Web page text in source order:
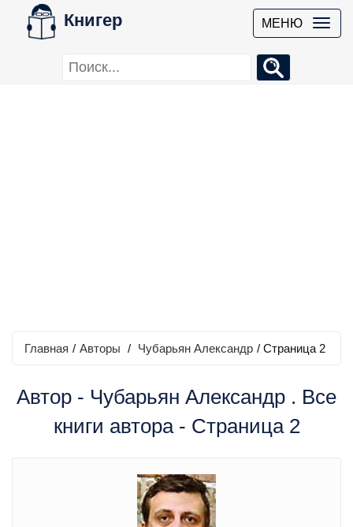
Книгер МЕНЮ
Главная / Авторы / Чубарьян Александр / Страница 2
Автор - Чубарьян Александр . Все
книги автора - Страница 2